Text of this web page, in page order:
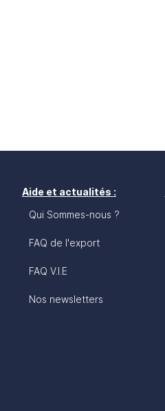
Aide et actualités :
Qui Sommes-nous ?
FAQ de l'export
FAQ V.I.E
Nos newsletters